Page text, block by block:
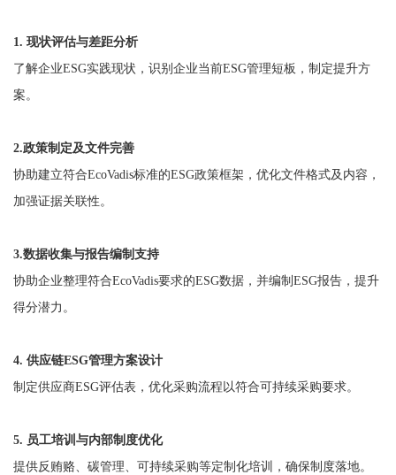
1. 现状评估与差距分析
了解企业ESG实践现状，识别企业当前ESG管理短板，制定提升方
案。
2.政策制定及文件完善
协助建立符合EcoVadis标准的ESG政策框架，优化文件格式及内容，
加强证据关联性。
3.数据收集与报告编制支持
协助企业整理符合EcoVadis要求的ESG数据，并编制ESG报告，提升
得分潜力。
4. 供应链ESG管理方案设计
制定供应商ESG评估表，优化采购流程以符合可持续采购要求。
5. 员工培训与内部制度优化
提供反贿赂、碳管理、可持续采购等定制化培训，确保制度落地。